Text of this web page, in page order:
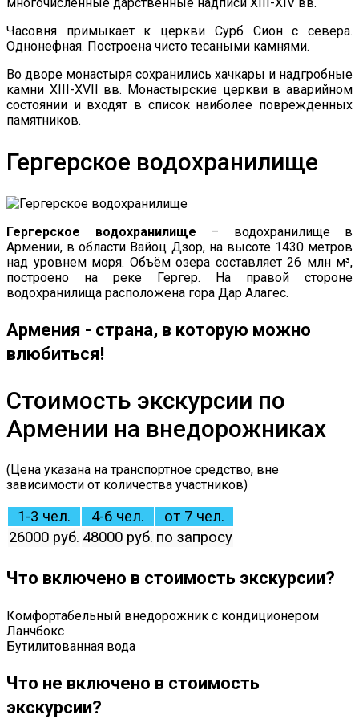
Часовня примыкает к церкви Сурб Сион с севера.
Однонефная. Построена чисто тесаными камнями.
Во дворе монастыря сохранились хачкары и надгробные
камни XIII-XVII вв. Монастырские церкви в аварийном
состоянии и входят в список наиболее поврежденных
памятников.
Гергерское водохранилище
Гергерское водохранилище – водохранилище в
Армении, в области Вайоц Дзор, на высоте 1430 метров
над уровнем моря. Объём озера составляет 26 млн м³,
построено на реке Гергер. На правой стороне
водохранилища расположена гора Дар Алагес.
Армения - страна, в которую можно
влюбиться!
Стоимость экскурсии по
Армении на внедорожниках
(Цена указана на транспортное средство, вне
зависимости от количества участников)
1-3 чел. 4-6 чел.
от 7 чел.
26000 руб. 48000 руб. по запросу
Что включено в стоимость экскурсии?
Комфортабельный внедорожник с кондиционером
Ланчбокс
Бутилитованная вода
Что не включено в стоимость
экскурсии?